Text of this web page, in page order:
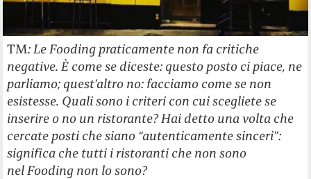
TM: Le Fooding praticamente non fa critiche
negative. È come se diceste: questo posto ci piace, ne
parliamo; quest’altro no: facciamo come se non
esistesse. Quali sono i criteri con cui scegliete se
inserire o no un ristorante? Hai detto una volta che
cercate posti che siano “autenticamente sinceri”:
significa che tutti i ristoranti che non sono
nel Fooding non lo sono?